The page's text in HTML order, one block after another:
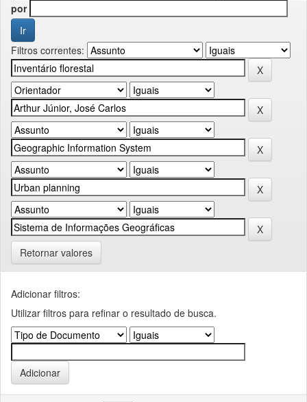
por
Filtros correntes:
Retornar valores
Adicionar filtros:
Utilizar filtros para refinar o resultado de busca.